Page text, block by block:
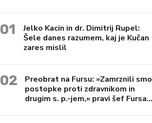
01
Jelko Kacin in dr. Dimitrij Rupel:
Šele danes razumem, kaj je Kučan
zares mislil
02
Preobrat na Fursu: »Zamrznili smo
postopke proti zdravnikom in
drugim s. p.-jem,« pravi šef Fursa